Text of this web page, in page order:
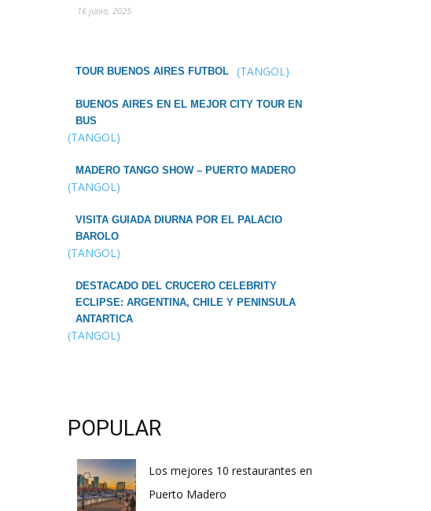
16 junio, 2025
TOUR BUENOS AIRES FUTBOL (TANGOL)
BUENOS AIRES EN EL MEJOR CITY TOUR EN
BUS
(TANGOL)
MADERO TANGO SHOW – PUERTO MADERO
(TANGOL)
VISITA GUIADA DIURNA POR EL PALACIO
BAROLO
(TANGOL)
DESTACADO DEL CRUCERO CELEBRITY
ECLIPSE: ARGENTINA, CHILE Y PENINSULA
ANTARTICA
(TANGOL)
POPULAR
Los mejores 10 restaurantes en
Puerto Madero